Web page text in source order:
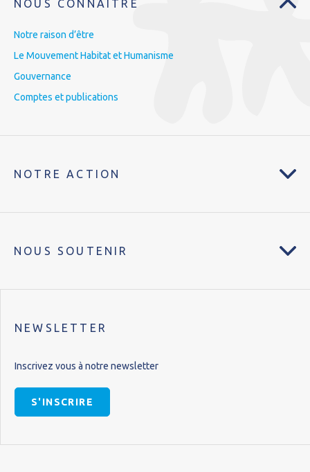
NOUS CONNAÎTRE
Notre raison d’être
Le Mouvement Habitat et Humanisme
Gouvernance
Comptes et publications
NOTRE ACTION
NOUS SOUTENIR
NEWSLETTER
Inscrivez vous à notre newsletter
S'INSCRIRE